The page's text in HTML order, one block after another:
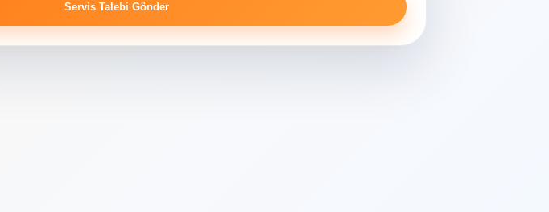
Servis Talebi Gönder